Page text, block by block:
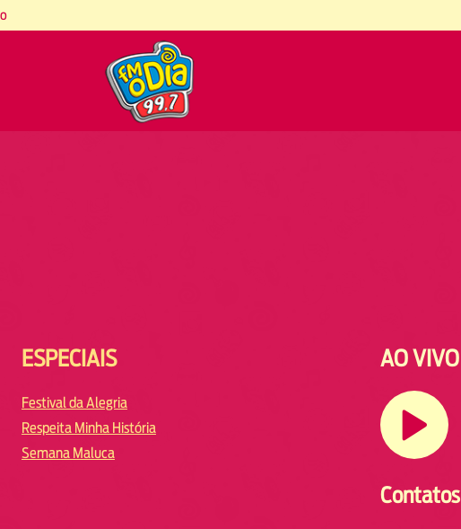
ESPECIAIS
Festival da Alegria
Respeita Minha História
Semana Maluca
AO VIVO
Contatos